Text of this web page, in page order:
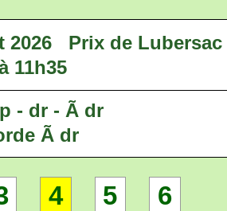
2026
Prix de Lubersac
11h35
- dr - Ã dr
Ã dr
4 5 6